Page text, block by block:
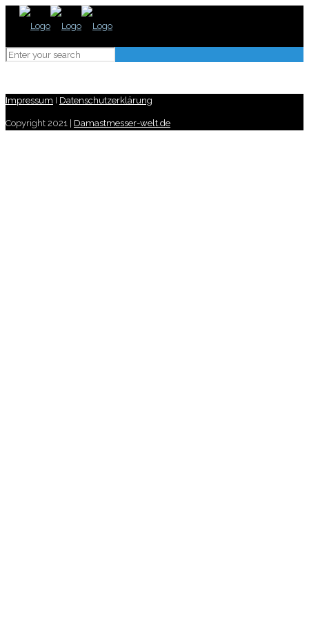
Impressum I Datenschutzerklärung
Copyright 2021 | Damastmesser-welt.de